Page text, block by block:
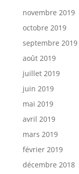
novembre 2019
octobre 2019
septembre 2019
août 2019
juillet 2019
juin 2019
mai 2019
avril 2019
mars 2019
février 2019
décembre 2018